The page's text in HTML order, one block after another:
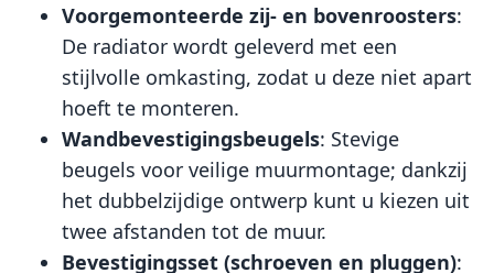
Voorgemonteerde zij- en bovenroosters:
De radiator wordt geleverd met een
stijlvolle omkasting, zodat u deze niet apart
hoeft te monteren.
Wandbevestigingsbeugels: Stevige
beugels voor veilige muurmontage; dankzij
het dubbelzijdige ontwerp kunt u kiezen uit
twee afstanden tot de muur.
Bevestigingsset (schroeven en pluggen):